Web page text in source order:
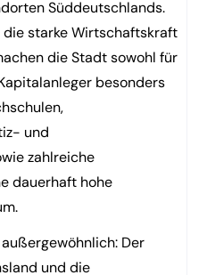
Süddeutschlands.
starke Wirtschaftskraft
die Stadt sowohl für
besonders
und
zahlreiche
dauerhaft hohe
Der
und die